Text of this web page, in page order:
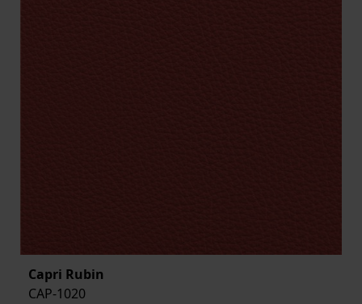
Capri Rubin
CAP-1020